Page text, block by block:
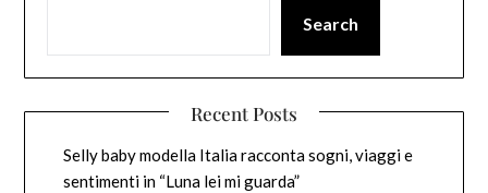
Search
Recent Posts
Selly baby modella Italia racconta sogni, viaggi e
sentimenti in “Luna lei mi guarda”